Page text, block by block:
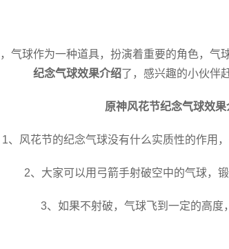
气球作为一种道具，扮演着重要的角色，气
纪念气球效果介绍了，感兴趣的小伙伴
原神风花节纪念气球效果
1、风花节的纪念气球没有什么实质性的作用
2、大家可以用弓箭手射破空中的气球，
3、如果不射破，气球飞到一定的高度